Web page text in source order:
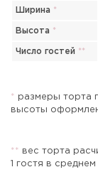
Ширина *
Высота *
Число гостей **
*
размеры торта
высоты
* *
вес торта
1 гостя в